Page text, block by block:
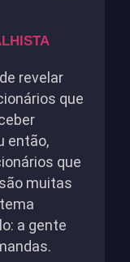
revelar
que
então,
que
muitas
a gente